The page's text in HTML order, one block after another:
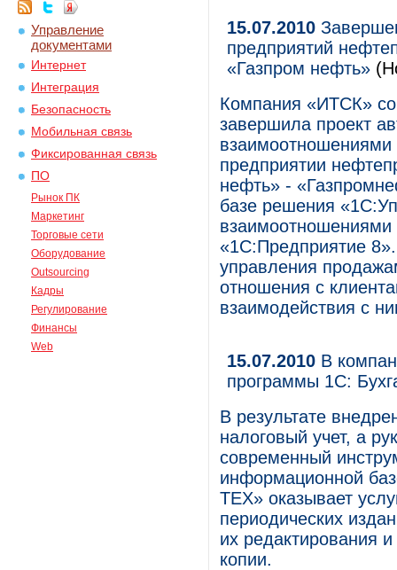
Управление
документами
Интернет
Интеграция
Безопасность
Мобильная связь
Фиксированная связь
ПО
Рынок ПК
Маркетинг
Торговые сети
Оборудование
Outsourcing
Кадры
Регулирование
Финансы
Web
15.07.2010
предприятий
«Газпром нефть»
Компания «ИТСК»
завершила проект
предприятии
нефть» -
базе решения
«1С:Предприятие
управления
отношения с
взаимодействия с
15.07.2010 В
программы 1С:
В результате
налоговый учет, а
современный
информационной
ТЕХ» оказывает
периодических
их редактирования
копии.